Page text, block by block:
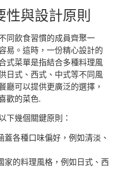
與設計原則
同飲食習慣的成員齊聚一
易。這時，一份精心設計的
式菜單是指結合多種料理風
日式、西式、中式等不同風
廳可以提供更廣泛的選擇，
歡的菜色.
下幾個關鍵原則：
蓋各種口味偏好，例如清淡、
家的料理風格，例如日式、西